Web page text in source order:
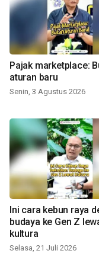
Pajak marketplace:
aturan baru
Senin, 3 Agustus 2026
Ini cara kebun raya
budaya ke Gen Z
kultura
Selasa, 21 Juli 2026